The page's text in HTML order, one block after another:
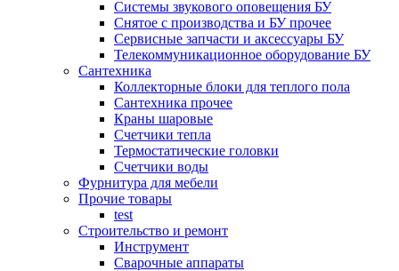
Системы звукового оповещения БУ
Снятое с производства и БУ прочее
Сервисные запчасти и аксессуары БУ
Телекоммуникационное оборудование БУ
Сантехника
Коллекторные блоки для теплого пола
Сантехника прочее
Краны шаровые
Счетчики тепла
Термоcтатические головки
Счетчики воды
Фурнитура для мебели
Прочие товары
test
Строительство и ремонт
Инструмент
Сварочные аппараты